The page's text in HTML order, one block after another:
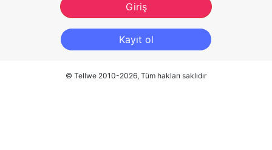
Giriş
Kayıt ol
© Tellwe 2010-2026, Tüm hakları saklıdır